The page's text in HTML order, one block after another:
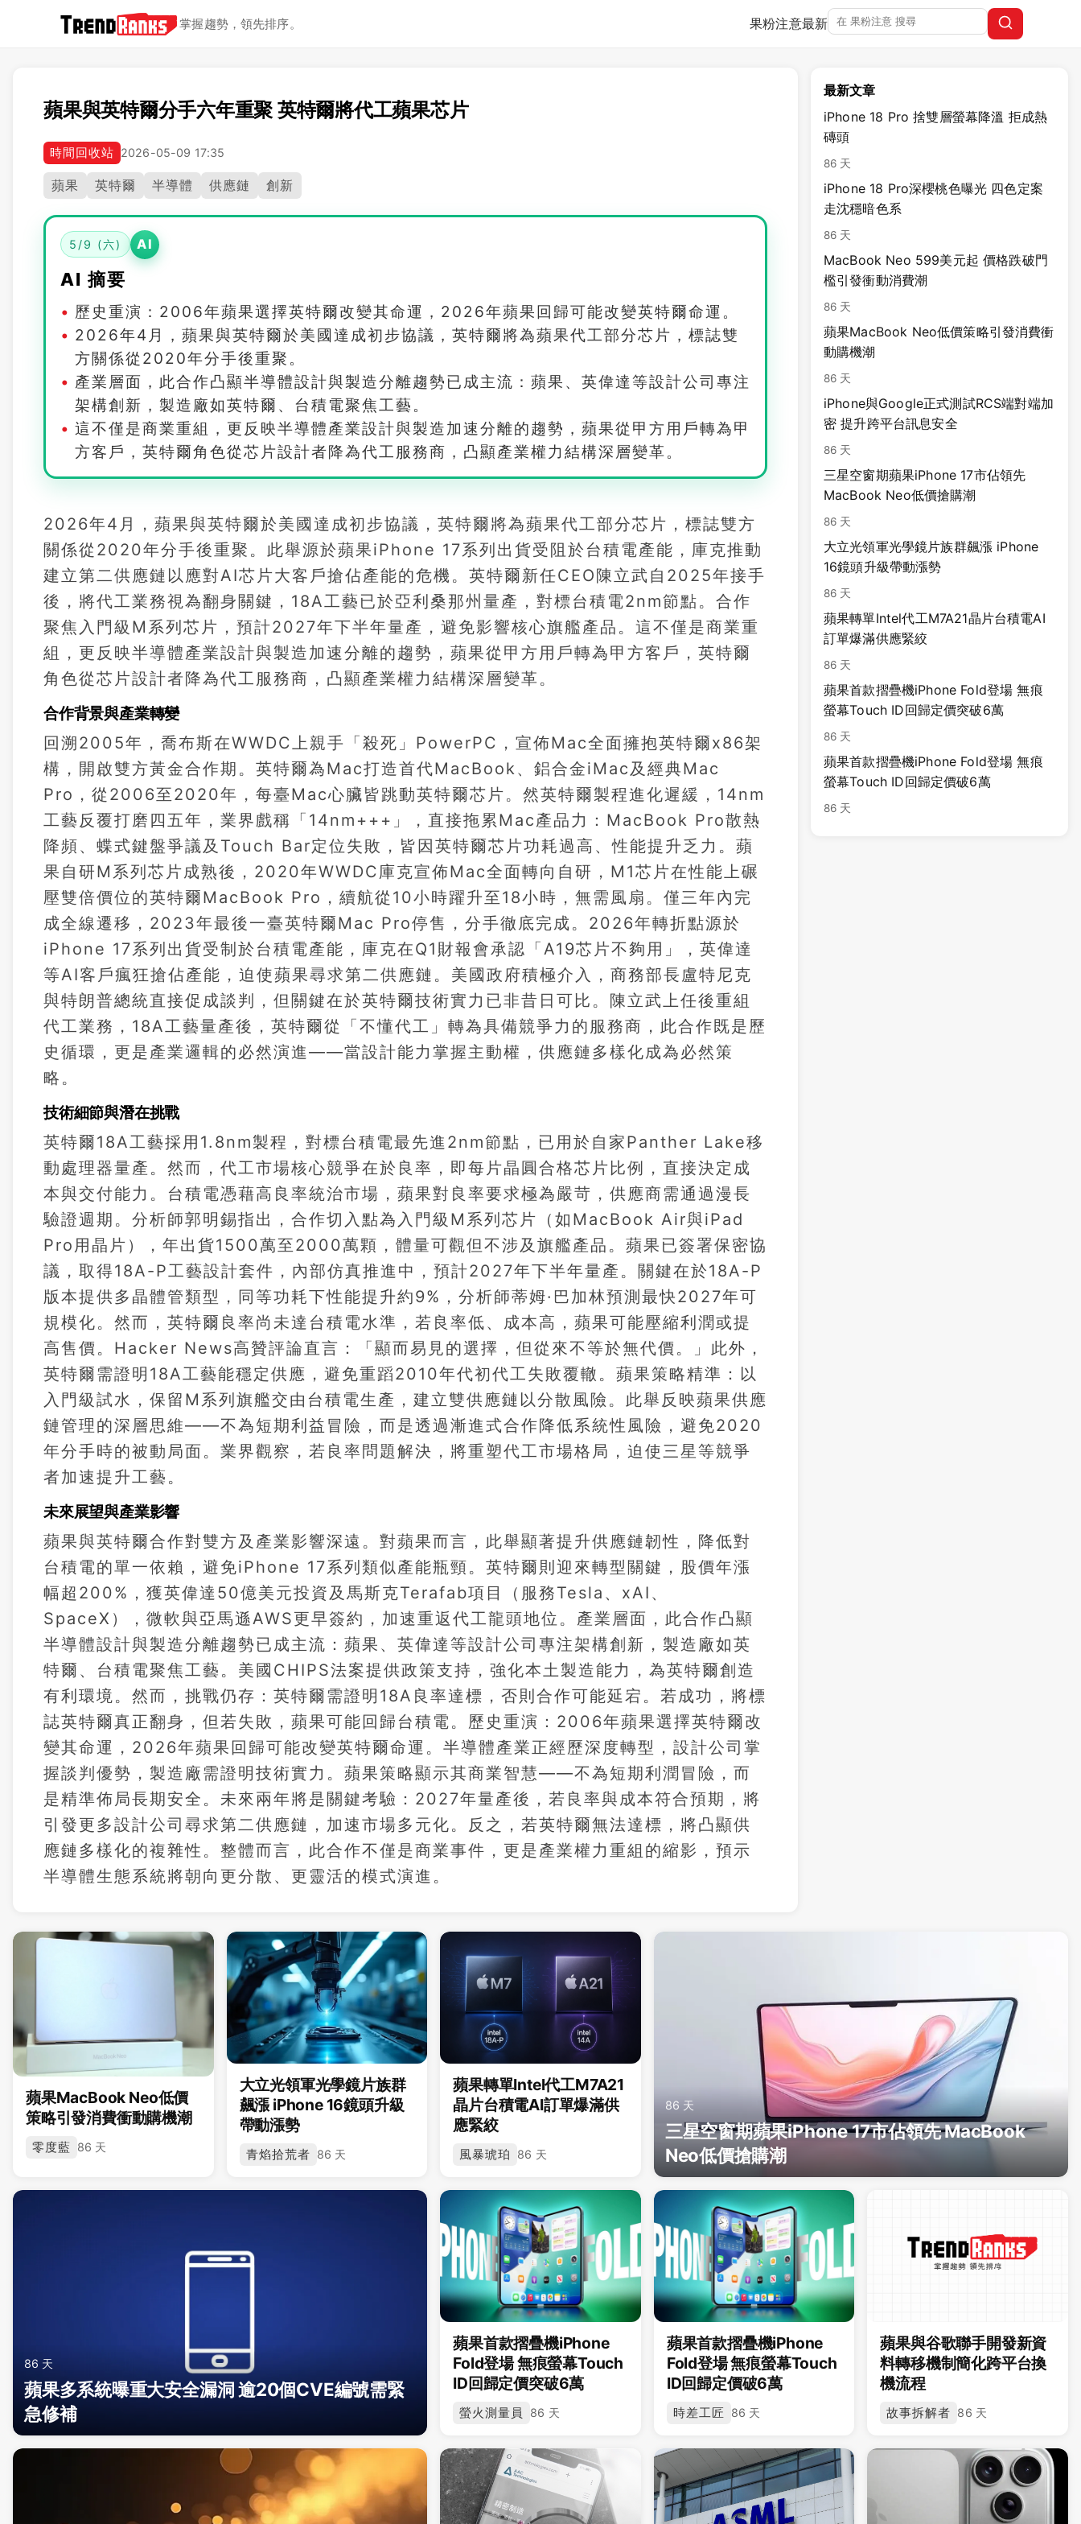
掌握趨勢，領先排序。 果粉注意最新
蘋果與英特爾分手六年重聚 英特爾將代工蘋果芯片
時間回收站 2026-05-09 17:35
蘋果 英特爾 半導體 供應鏈 創新
5/9 (六) AI
AI 摘要
歷史重演：2006年蘋果選擇英特爾改變其命運，2026年蘋果回歸可能改變英特爾命運。
2026年4月，蘋果與英特爾於美國達成初步協議，英特爾將為蘋果代工部分芯片，標誌雙
方關係從2020年分手後重聚。
產業層面，此合作凸顯半導體設計與製造分離趨勢已成主流：蘋果、英偉達等設計公司專注
架構創新，製造廠如英特爾、台積電聚焦工藝。
這不僅是商業重組，更反映半導體產業設計與製造加速分離的趨勢，蘋果從甲方用戶轉為甲
方客戶，英特爾角色從芯片設計者降為代工服務商，凸顯產業權力結構深層變革。
2026年4月，蘋果與英特爾於美國達成初步協議，英特爾將為蘋果代工部分芯片，標誌雙方
關係從2020年分手後重聚。此舉源於蘋果iPhone 17系列出貨受阻於台積電產能，庫克推動
建立第二供應鏈以應對AI芯片大客戶搶佔產能的危機。英特爾新任CEO陳立武自2025年接手
後，將代工業務視為翻身關鍵，18A工藝已於亞利桑那州量產，對標台積電2nm節點。合作
聚焦入門級M系列芯片，預計2027年下半年量產，避免影響核心旗艦產品。這不僅是商業重
組，更反映半導體產業設計與製造加速分離的趨勢，蘋果從甲方用戶轉為甲方客戶，英特爾
角色從芯片設計者降為代工服務商，凸顯產業權力結構深層變革。
合作背景與產業轉變
回溯2005年，喬布斯在WWDC上親手「殺死」PowerPC，宣佈Mac全面擁抱英特爾x86架
構，開啟雙方黃金合作期。英特爾為Mac打造首代MacBook、鋁合金iMac及經典Mac
Pro，從2006至2020年，每臺Mac心臟皆跳動英特爾芯片。然英特爾製程進化遲緩，14nm
工藝反覆打磨四五年，業界戲稱「14nm+++」，直接拖累Mac產品力：MacBook Pro散熱
降頻、蝶式鍵盤爭議及Touch Bar定位失敗，皆因英特爾芯片功耗過高、性能提升乏力。蘋
果自研M系列芯片成熟後，2020年WWDC庫克宣佈Mac全面轉向自研，M1芯片在性能上碾
壓雙倍價位的英特爾MacBook Pro，續航從10小時躍升至18小時，無需風扇。僅三年內完
成全線遷移，2023年最後一臺英特爾Mac Pro停售，分手徹底完成。2026年轉折點源於
iPhone 17系列出貨受制於台積電產能，庫克在Q1財報會承認「A19芯片不夠用」，英偉達
等AI客戶瘋狂搶佔產能，迫使蘋果尋求第二供應鏈。美國政府積極介入，商務部長盧特尼克
與特朗普總統直接促成談判，但關鍵在於英特爾技術實力已非昔日可比。陳立武上任後重組
代工業務，18A工藝量產後，英特爾從「不懂代工」轉為具備競爭力的服務商，此合作既是歷
史循環，更是產業邏輯的必然演進——當設計能力掌握主動權，供應鏈多樣化成為必然策
略。
技術細節與潛在挑戰
英特爾18A工藝採用1.8nm製程，對標台積電最先進2nm節點，已用於自家Panther Lake移
動處理器量產。然而，代工市場核心競爭在於良率，即每片晶圓合格芯片比例，直接決定成
本與交付能力。台積電憑藉高良率統治市場，蘋果對良率要求極為嚴苛，供應商需通過漫長
驗證週期。分析師郭明錫指出，合作切入點為入門級M系列芯片（如MacBook Air與iPad
Pro用晶片），年出貨1500萬至2000萬顆，體量可觀但不涉及旗艦產品。蘋果已簽署保密協
議，取得18A-P工藝設計套件，內部仿真推進中，預計2027年下半年量產。關鍵在於18A-P
版本提供多晶體管類型，同等功耗下性能提升約9%，分析師蒂姆·巴加林預測最快2027年可
規模化。然而，英特爾良率尚未達台積電水準，若良率低、成本高，蘋果可能壓縮利潤或提
高售價。Hacker News高贊評論直言：「顯而易見的選擇，但從來不等於無代價。」此外，
英特爾需證明18A工藝能穩定供應，避免重蹈2010年代初代工失敗覆轍。蘋果策略精準：以
入門級試水，保留M系列旗艦交由台積電生產，建立雙供應鏈以分散風險。此舉反映蘋果供應
鏈管理的深層思維——不為短期利益冒險，而是透過漸進式合作降低系統性風險，避免2020
年分手時的被動局面。業界觀察，若良率問題解決，將重塑代工市場格局，迫使三星等競爭
者加速提升工藝。
未來展望與產業影響
蘋果與英特爾合作對雙方及產業影響深遠。對蘋果而言，此舉顯著提升供應鏈韌性，降低對
台積電的單一依賴，避免iPhone 17系列類似產能瓶頸。英特爾則迎來轉型關鍵，股價年漲
幅超200%，獲英偉達50億美元投資及馬斯克Terafab項目（服務Tesla、xAI、
SpaceX），微軟與亞馬遜AWS更早簽約，加速重返代工龍頭地位。產業層面，此合作凸顯
半導體設計與製造分離趨勢已成主流：蘋果、英偉達等設計公司專注架構創新，製造廠如英
特爾、台積電聚焦工藝。美國CHIPS法案提供政策支持，強化本土製造能力，為英特爾創造
有利環境。然而，挑戰仍存：英特爾需證明18A良率達標，否則合作可能延宕。若成功，將標
誌英特爾真正翻身，但若失敗，蘋果可能回歸台積電。歷史重演：2006年蘋果選擇英特爾改
變其命運，2026年蘋果回歸可能改變英特爾命運。半導體產業正經歷深度轉型，設計公司掌
握談判優勢，製造廠需證明技術實力。蘋果策略顯示其商業智慧——不為短期利潤冒險，而
是精準佈局長期安全。未來兩年將是關鍵考驗：2027年量產後，若良率與成本符合預期，將
引發更多設計公司尋求第二供應鏈，加速市場多元化。反之，若英特爾無法達標，將凸顯供
應鏈多樣化的複雜性。整體而言，此合作不僅是商業事件，更是產業權力重組的縮影，預示
半導體生態系統將朝向更分散、更靈活的模式演進。
最新文章
iPhone 18 Pro 捨雙層螢幕降溫 拒成熱
磚頭
86 天
iPhone 18 Pro深櫻桃色曝光 四色定案
走沈穩暗色系
86 天
MacBook Neo 599美元起 價格跌破門
檻引發衝動消費潮
86 天
蘋果MacBook Neo低價策略引發消費衝
動購機潮
86 天
iPhone與Google正式測試RCS端對端加
密 提升跨平台訊息安全
86 天
三星空窗期蘋果iPhone 17市佔領先
MacBook Neo低價搶購潮
86 天
大立光領軍光學鏡片族群飆漲 iPhone
16鏡頭升級帶動漲勢
86 天
蘋果轉單Intel代工M7A21晶片台積電AI
訂單爆滿供應緊絞
86 天
蘋果首款摺疊機iPhone Fold登場 無痕
螢幕Touch ID回歸定價突破6萬
86 天
蘋果首款摺疊機iPhone Fold登場 無痕
螢幕Touch ID回歸定價破6萬
86 天
蘋果MacBook Neo低價
策略引發消費衝動購機潮
零度藍 86 天
大立光領軍光學鏡片族群
飆漲 iPhone 16鏡頭升級
帶動漲勢
青焰拾荒者 86 天
蘋果轉單Intel代工M7A21
晶片台積電AI訂單爆滿供
應緊絞
風暴琥珀 86 天
86 天
三星空窗期蘋果iPhone 17市佔領先 MacBook
Neo低價搶購潮
86 天
蘋果多系統曝重大安全漏洞 逾20個CVE編號需緊
急修補
蘋果首款摺疊機iPhone
Fold登場 無痕螢幕Touch
ID回歸定價突破6萬
螢火測量員 86 天
蘋果首款摺疊機iPhone
Fold登場 無痕螢幕Touch
ID回歸定價破6萬
時差工匠 86 天
蘋果與谷歌聯手開發新資
料轉移機制簡化跨平台換
機流程
故事拆解者 86 天